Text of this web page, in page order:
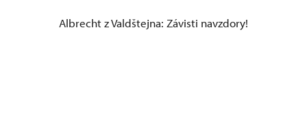
Albrecht z Valdštejna: Závisti navzdory!